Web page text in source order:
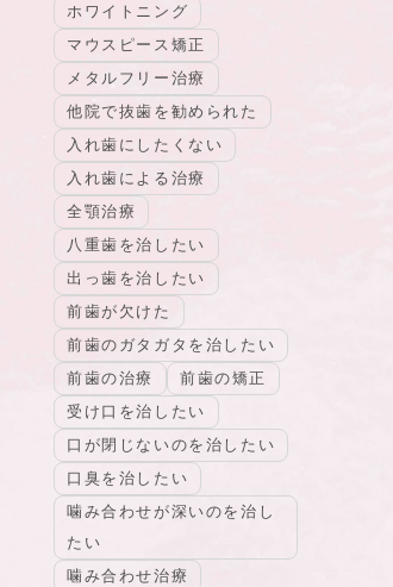
ホワイトニング
マウスピース矯正
メタルフリー治療
他院で抜歯を勧められた
入れ歯にしたくない
入れ歯による治療
全顎治療
八重歯を治したい
出っ歯を治したい
前歯が欠けた
前歯のガタガタを治したい
前歯の治療
前歯の矯正
受け口を治したい
口が閉じないのを治したい
口臭を治したい
噛み合わせが深いのを治し
たい
噛み合わせ治療